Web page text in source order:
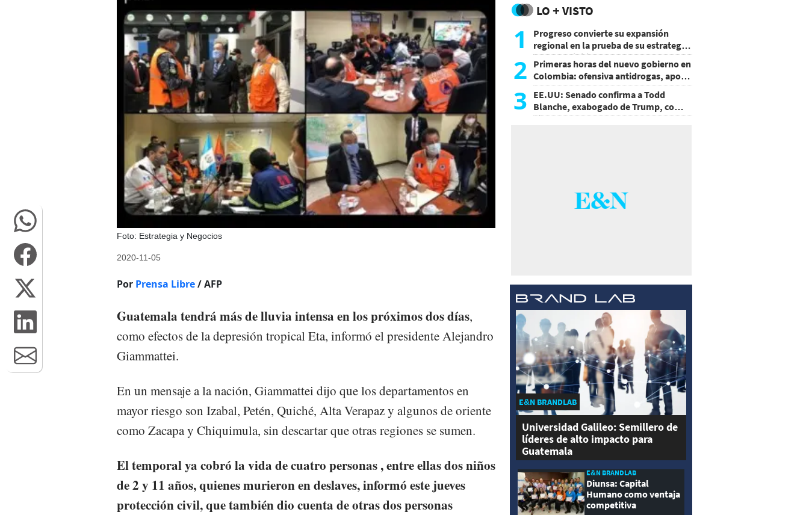
Foto: Estrategia y Negocios
2020-11-05
Por Prensa Libre/ AFP
Guatemala tendrá más de lluvia intensa en los próximos dos días,
como efectos de la depresión tropical Eta, informó el presidente Alejandro
Giammattei.
En un mensaje a la nación, Giammattei dijo que los departamentos en
mayor riesgo son Izabal, Petén, Quiché, Alta Verapaz y algunos de oriente
como Zacapa y Chiquimula, sin descartar que otras regiones se sumen.
El temporal ya cobró la vida de cuatro personas , entre ellas dos niños
de 2 y 11 años, quienes murieron en deslaves, informó este jueves
protección civil, que también dio cuenta de otras dos personas
LO + VISTO
1
Progreso convierte su expansión
regional en la prueba de su estrategia
de sostenibilidad
2 Primeras horas del nuevo gobierno en
Colombia: ofensiva antidrogas, apoyo
de EE.UU. y un atentado
3 EE.UU: Senado confirma a Todd
Blanche, exabogado de Trump, como
Fiscal General
E&N BRANDLAB
Universidad Galileo: Semillero de
líderes de alto impacto para
Guatemala
E&N BRANDLAB
Diunsa: Capital
Humano como ventaja
competitiva